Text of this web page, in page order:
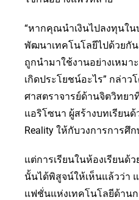
“หากคุณนำเงินไปลงทุนใน
พัฒนาเทคโนโลยีไปด้วยกั
ถูกนำมาใช้งานอย่างเหม
เกิดประโยชน์อะไร” กล่า
ศาสตราจารย์ด้านจิตวิทย
แอริโซนา ผู้สร้างบทเรียนด้
Reality ให้กับวงการการศึ
แต่การเรียนในห้องเรียนด้
นั้นได้พิสูจน์ให้เห็นแล้วว่า
แฟชั่นแห่งเทคโนโลยีด้าน